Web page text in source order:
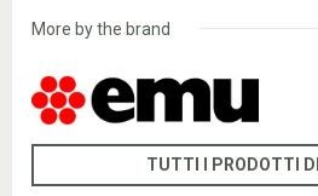
More by the brand
TUTTI I PRODOTTI